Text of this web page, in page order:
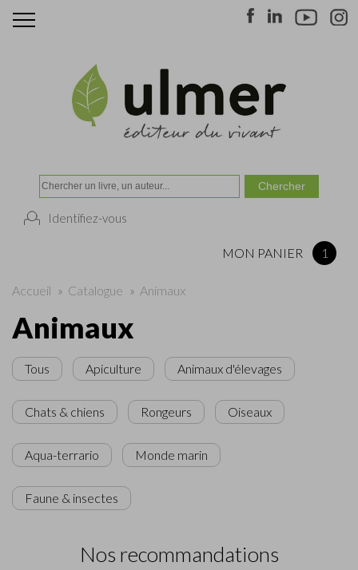
Identifiez-vous
MON PANIER 1
Accueil » Catalogue » Animaux
Animaux
Tous Apiculture Animaux d'élevages
Chats & chiens Rongeurs Oiseaux
Aqua-terrario Monde marin
Faune & insectes
Nos recommandations